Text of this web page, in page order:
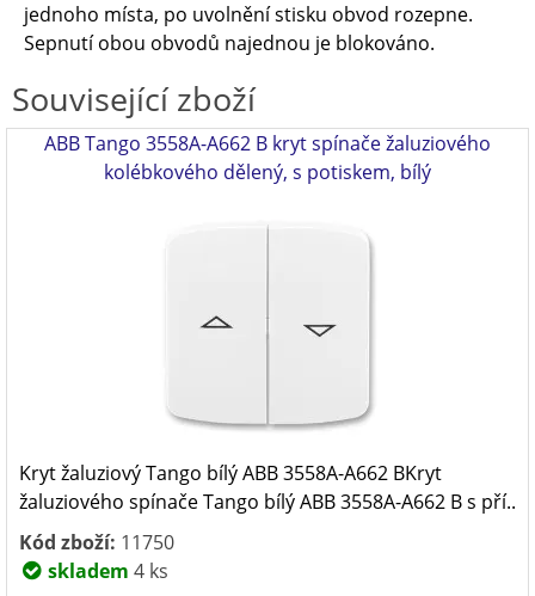
jednoho místa, po uvolnění stisku obvod rozepne.
Sepnutí obou obvodů najednou je blokováno.
Související zboží
ABB Tango 3558A-A662 B kryt spínače žaluziového
kolébkového dělený, s potiskem, bílý
Kryt žaluziový Tango bílý ABB 3558A-A662 BKryt
žaluziového spínače Tango bílý ABB 3558A-A662 B s pří..
Kód zboží: 11750
skladem 4 ks